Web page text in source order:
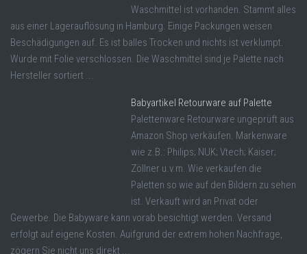
Waschmittel ist vorhanden. Stammt alles
aus einer Lagerauflösung in Hamburg. Einige Packungen weisen
Beschädigungen auf. Es ist balles Trocken und nichts ist verklumpt.
Wurde mit Folie verschlossen. Die Waschmittel sind je Palette nach
Hersteller sortiert ...
Babyartikel Retourware auf Palette
Palettenware Retourware ungeprüft aus
Amazon Shop verkäufen. Markenware
wie z.B.: Philips; NUK; Vtech; Kaiser;
Zöllner u.v.m. Wie verkaufen die
Paletten so wie auf den Bildern zu sehen
ist. Verkauft wird an Privat oder
Gewerbe. Die Babyware kann vorab besichtigt werden. Versand
erfolgt auf eigene Kosten. Auifgrund der extrem hohen Nachfrage,
zögern Sie nicht uns direkt ...